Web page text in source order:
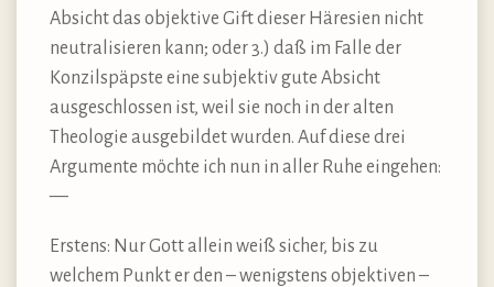
Absicht das objektive Gift dieser Häresien nicht
neutralisieren kann; oder 3.) daß im Falle der
Konzilspäpste eine subjektiv gute Absicht
ausgeschlossen ist, weil sie noch in der alten
Theologie ausgebildet wurden. Auf diese drei
Argumente möchte ich nun in aller Ruhe eingehen:
—
Erstens: Nur Gott allein weiß sicher, bis zu
welchem Punkt er den – wenigstens objektiven –